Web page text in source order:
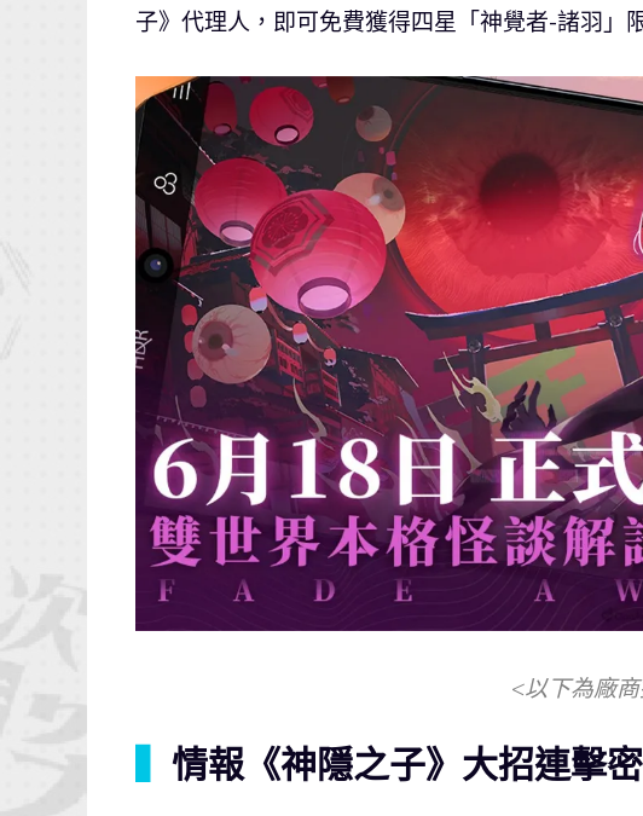
子》代理人，即可免費獲得四星「神覺者-諸羽」
<以下為廠
情報《神隱之子》大招連擊